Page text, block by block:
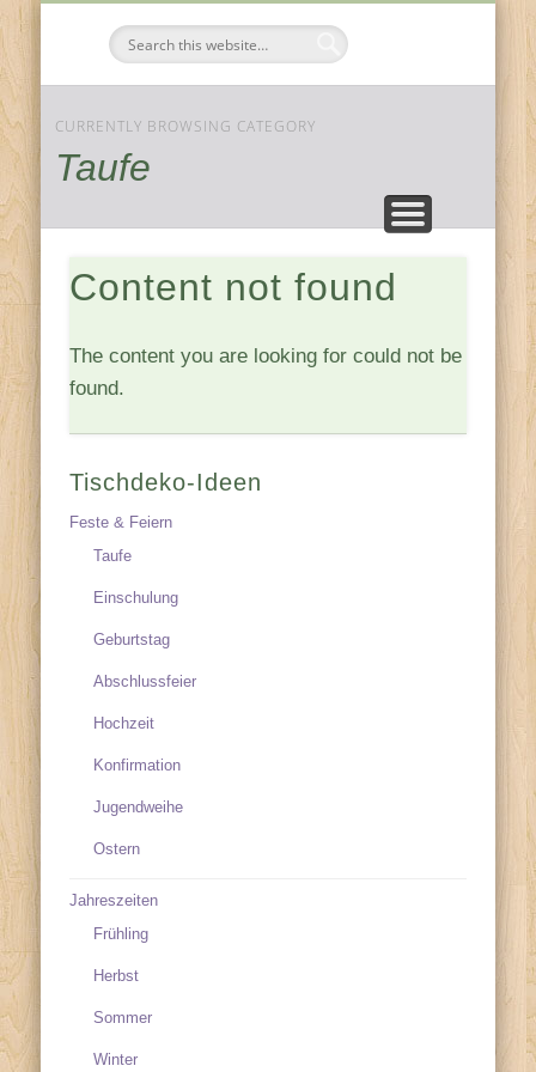
Tischdeko-
CURRENTLY BROWSING CATEGORY
Taufe
Content not found
The content you are looking for could not be
found.
Tischdeko-Ideen
Feste & Feiern
Taufe
Einschulung
Geburtstag
Abschlussfeier
Hochzeit
Konfirmation
Jugendweihe
Ostern
Jahreszeiten
Frühling
Herbst
Sommer
Winter